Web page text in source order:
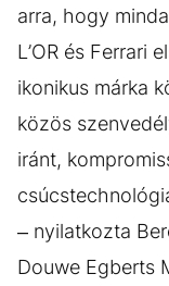
arra, hogy
L’OR és Ferrari
ikonikus márka
közös
iránt,
– nyilatkozta
Douwe Egberts